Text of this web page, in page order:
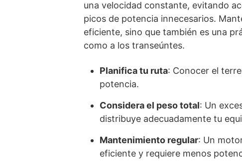
una velocidad constante, evitando
picos de potencia innecesarios.
eficiente, sino que también es una
como a los transeúntes.
Planifica tu ruta: Conocer el
potencia.
Considera el peso total: Un
distribuye adecuadamente tu
Mantenimiento regular: Un
eficiente y requiere menos